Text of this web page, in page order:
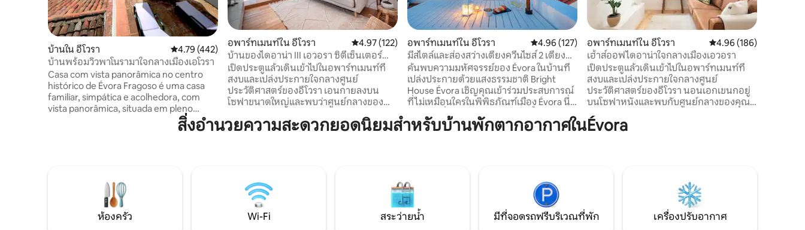
บ้านใน อีโวรา คะแนนเฉลี่ย 4.79 จาก 5, 442 รีวิว
4.79 (442)
บ้านพร้อมวิวพาโนรามาใจกลางเมืองเอโวรา
Casa com vista panorâmica no centro
histórico de Évora Fragoso é uma casa
familiar, simpática e acolhedora, com
vista panorâmica, situada em pleno
centro histórico de Évora, a cinco
minutos do famoso Templo de Diana – o
com o conforto da vida moderna. No rés-
do-chão encontra-se a cozinha-sala de
estar equipada com fogão, micro-ondas
e máquinas de lavar loiça e roupa. As
อพาร์ทเมนท์ใน อีโวรา คะแนนเฉลี่ย 4.97 จาก 5, 122 รีวิว
4.97 (122)
บ้านของไดอาน่า III เอวอรา ซิตี้เซ็นเตอร์
พร้อมลานส่วนตัว
เปิดประตูแล้วเดินเข้าไปในอพาร์ทเมนท์ที่
สงบและเปล่งประกายใจกลางศูนย์
ประวัติศาสตร์ของอีโวรา เอนกายลงบน
โซฟาขนาดใหญ่และพบว่าศูนย์กลางของ
เพดานสูง ปรนนิบัติตัวเองในห้องน้ำที่กว้าง
พร้อมสิ่งอำนวยความสะดวกครบครันและ
ลานระเบียงส่วนตัวที่มีแสงแดดส่องถึง
อินเทอร์เน็ตที่รวดเร็วและเชื่อถือได้
(ไฟเบอร์): ความเร็ว: ดาวน์โหลด: 200 Mbs
อพาร์ทเมนท์ใน อีโวรา คะแนนเฉลี่ย 4.96 จาก 5, 127 รีวิว
4.96 (127)
มีสไตล์และส่องสว่างเตียงควีนไซส์ 2 เตียงมี
ระเบียงประวัติศาสตร์
ค้นพบความมหัศจรรย์ของ Évora ในบ้านที่
เปล่งประกายด้วยแสงธรรมชาติ Bright
House Évora เชิญคุณเข้าร่วมประสบการณ์
ที่ไม่เหมือนใครในพิพิธภัณฑ์เมือง Évora นี่
เป็นบ้านที่ได้รับการตกแต่งใหม่ทั้งหมดใน
ใจกลางประวัติศาสตร์ของ Évora ด้วย
ด้วยแสงธรรมชาติ ที่พักนี้โดดเด่นด้วย:
ทำเลที่ตั้งพิเศษแสงมากมายการตกแต่งที่
ทันสมัยและสง่างามความสะดวกสบายและ
ความเป็นอยู่ที่ดี
อพาร์ทเมนท์ใน อีโวรา คะแนนเฉลี่ย 4.96 จาก
4.96 (186)
เฮ้าส์ออฟไดอาน่าใจกลางเมืองเอวอรา
เปิดประตูแล้วเดินเข้าไปในอพาร์ทเมนท์ที่
สงบและเปล่งประกายใจกลางศูนย์
ประวัติศาสตร์ของอีโวรา นอนเอกเขนกอยู่
บนโซฟาหนังและพบกับศูนย์กลางของคุณ
ท่ามกลางเฟอร์นิเจอร์ทันสมัยและเพดานสูง
ดื่มด่ำกับการเดินเข้าห้องอาบน้ำฝักบัวคู่หิน
สิ่งอำนวยความสะดวกยอดนิยมสำหรับบ้านพักตากอากาศในÉvora
ห้องครัว Wi-Fi สระว่ายน้ำ มีที่จอดรถฟรีบริเวณที่พัก เครื่องปรับอากาศ